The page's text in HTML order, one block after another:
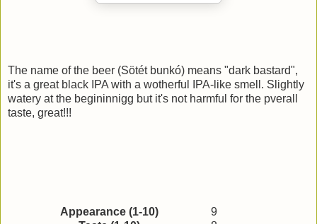
The name of the beer (Sötét bunkó) means "dark bastard",
it's a great black IPA with a wotherful IPA-like smell. Slightly
watery at the begininnigg but it's not harmful for the pverall
taste, great!!!
Appearance (1-10)
9